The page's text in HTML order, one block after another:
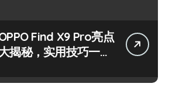
Find X9 Pro亮点
揭秘，实用技巧一网